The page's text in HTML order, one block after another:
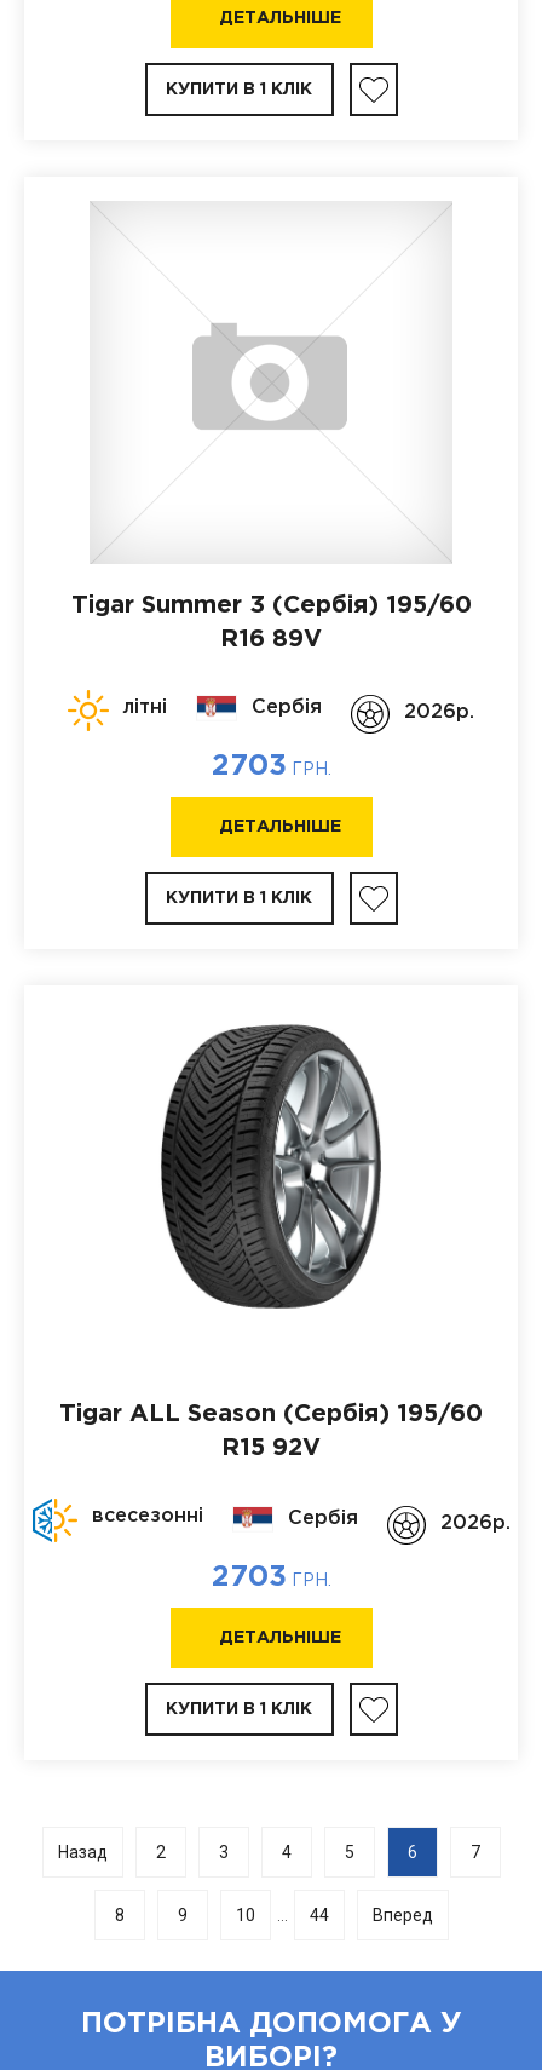
ДЕТАЛЬНІШЕ
КУПИТИ В 1 КЛІК
Tigar Summer 3 (Сербія) 195/60
R16 89V
літні Сербія 2026p.
2703 ГРН.
ДЕТАЛЬНІШЕ
КУПИТИ В 1 КЛІК
Tigar ALL Season (Сербія) 195/60
R15 92V
всесезонні Сербія 2026p.
2703 ГРН.
ДЕТАЛЬНІШЕ
КУПИТИ В 1 КЛІК
Назад 2 3 4 5 6 7
8 9 10 ... 44 Вперед
ПОТРІБНА ДОПОМОГА У
ВИБОРІ?